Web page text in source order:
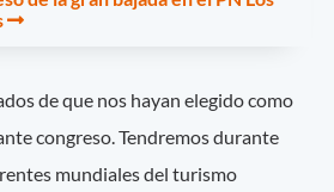
de que nos hayan elegido como
congreso. Tendremos durante
mundiales del turismo